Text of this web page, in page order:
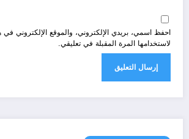
احفظ اسمي، بريدي الإلكتروني، والموقع الإلكتروني في
لاستخدامها المرة المقبلة في تعليقي.